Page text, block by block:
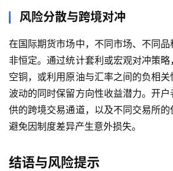
期
行
情
黄
金
期
风险分散与跨境对冲
在国际期货市场中，不同市场、不同
非恒定。通过统计套利或宏观对冲策
空铜，或利用原油与汇率之间的负相
波动的同时保留方向性收益潜力。开
供的跨境交易通道，以及不同交易所的
避免因制度差异产生意外损失。
结语与风险提示